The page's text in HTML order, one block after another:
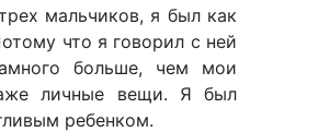
мальчиков, я был как
что я говорил с ней
больше, чем мои
личные вещи. Я был
ребенком.